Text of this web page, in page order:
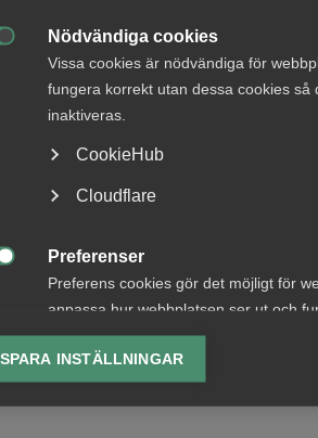
Nödvändiga cookies
Vissa cookies är nödvändiga för
fungera korrekt utan dessa cookies
inaktiveras.
CookieHub
Cloudflare
Preferenser
Preferens cookies gör det möjligt för
anpassa hur webbplatsen ser ut och
lagring av vald valuta, region, språk
Analys-cookies
SPARA INSTÄLLNINGAR
av Almega sedan 2001 för att ge
kort sikt. Indikatorn ger
tjänstesektorn och i hela Sveriges
av Sveriges totala produktion,
fjärde kvartalet 2022)